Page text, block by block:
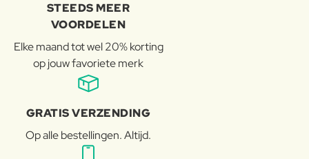
STEEDS MEER
VOORDELEN
Elke maand tot wel 20% korting
op jouw favoriete merk
GRATIS VERZENDING
Op alle bestellingen. Altijd.